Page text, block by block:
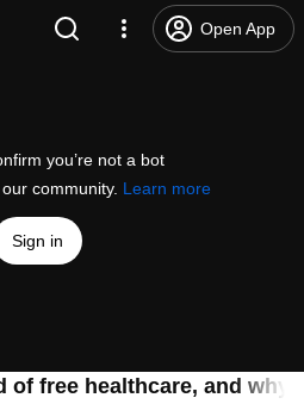
Open App
you’re not a bot
community. Learn more
Sign in
of free healthcare, and